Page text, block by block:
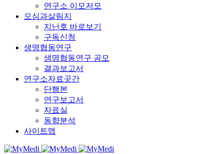
연구소 이모저모
모심과살림지
지난호 바로보기
구독신청
생명협동연구
생명협동연구 공모
결과보고서
연구소자료곳간
단행본
연구보고서
자료실
동향분석
사이트맵